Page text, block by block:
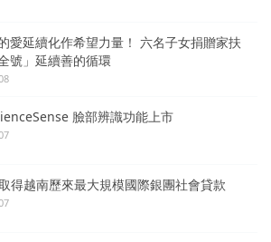
愛延續化作希望力量！ 六名子女捐贈家扶
號」延續善的循環
臉部辨識功能上市
得越南歷來最大規模國際銀團社會貸款